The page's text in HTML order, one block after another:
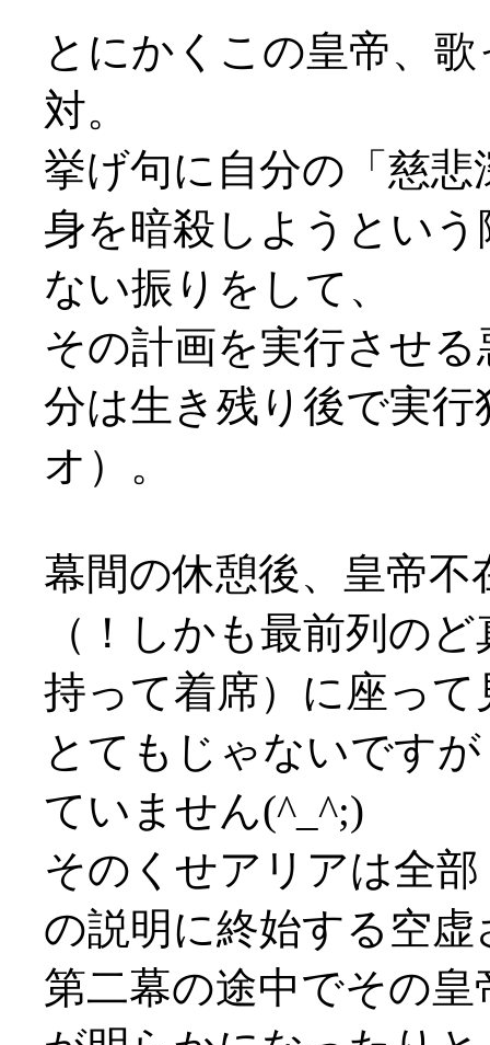
とにかくこの皇帝、
対。
挙げ句に自分の「慈
身を暗殺しようとい
ない振りをして、
その計画を実行させ
分は生き残り後で実
オ）。
幕間の休憩後、皇帝
（！しかも最前列の
持って着席）に座っ
とてもじゃないです
ていません(^_^;)
そのくせアリアは全
の説明に終始する空虚
第二幕の途中でその